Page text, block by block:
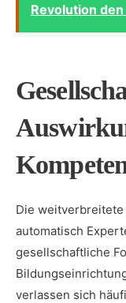
Revolution
Die weitverbreitete
automatisch
gesellschaftliche
verlassen sich